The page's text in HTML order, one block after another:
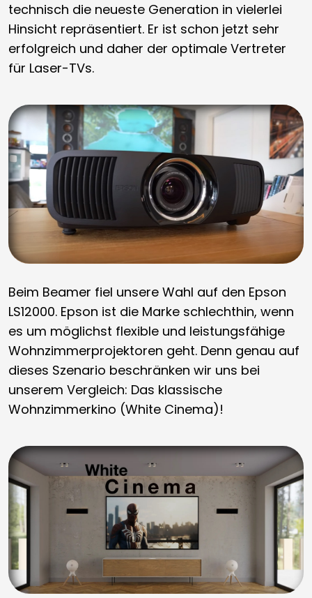
technisch die neueste Generation in vielerlei
Hinsicht repräsentiert. Er ist schon jetzt sehr
erfolgreich und daher der optimale Vertreter
für Laser-TVs.
Beim Beamer fiel unsere Wahl auf den Epson
LS12000. Epson ist die Marke schlechthin, wenn
es um möglichst flexible und leistungsfähige
Wohnzimmerprojektoren geht. Denn genau auf
dieses Szenario beschränken wir uns bei
unserem Vergleich: Das klassische
Wohnzimmerkino (White Cinema)!